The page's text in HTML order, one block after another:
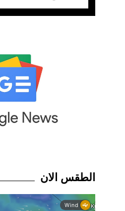
الطقس الان